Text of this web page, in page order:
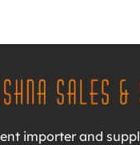
importer and